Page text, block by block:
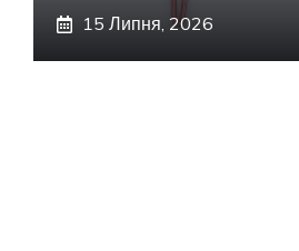
15 Липня, 2026